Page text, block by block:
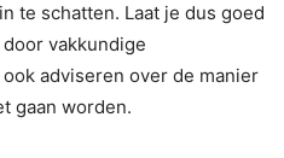
te schatten. Laat je dus goed
vakkundige
adviseren over de manier
gaan worden.